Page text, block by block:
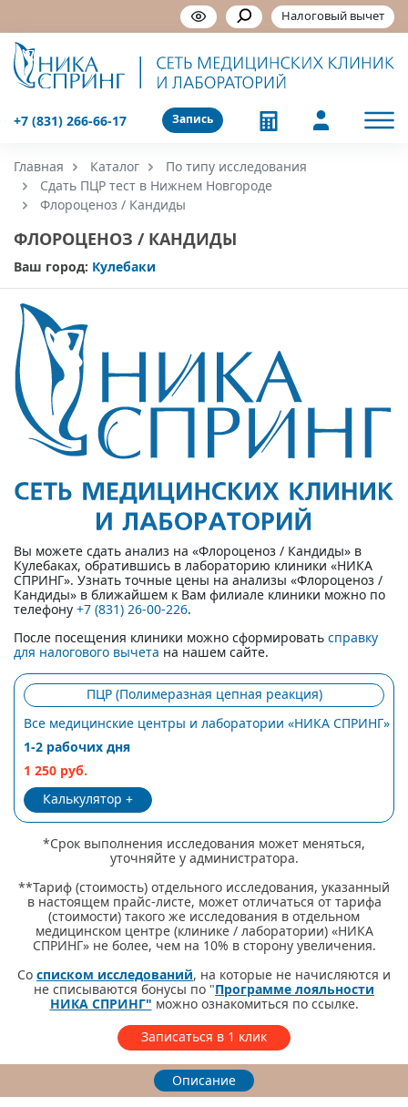
Налоговый вычет
Запись
+7 (831) 266-66-17
Главная Каталог
По типу исследования
Сдать ПЦР тест в Нижнем Новгороде
Флороценоз / Кандиды
ФЛОРОЦЕНОЗ / КАНДИДЫ
Ваш город: Кулебаки
Вы можете сдать анализ на «Флороценоз / Кандиды» в
Кулебаках, обратившись в лабораторию клиники «НИКА
СПРИНГ». Узнать точные цены на анализы «Флороценоз /
Кандиды» в ближайшем к Вам филиале клиники можно по
телефону +7 (831) 26-00-226.
После посещения клиники можно сформировать справку
для налогового вычета на нашем сайте.
ПЦР (Полимеразная цепная реакция)
Все медицинские центры и лаборатории «НИКА СПРИНГ»
1-2 рабочих дня
1 250 руб.
Калькулятор
*Срок выполнения исследования может меняться,
уточняйте у администратора.
**Тариф (стоимость) отдельного исследования, указанный
в настоящем прайс-листе, может отличаться от тарифа
(стоимости) такого же исследования в отдельном
медицинском центре (клинике / лаборатории) «НИКА
СПРИНГ» не более, чем на 10% в сторону увеличения.
Со списком исследований, на которые не начисляются и
не списываются бонусы по "Программе лояльности
НИКА СПРИНГ" можно ознакомиться по ссылке.
Записаться в 1 клик
Описание